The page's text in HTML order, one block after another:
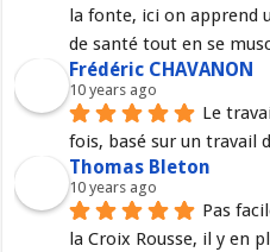
la fonte, ici on apprend
de santé tout en se
Frédéric CHAVANON
10 years ago
Le
fois, basé sur un travail
Thomas Bleton
10 years ago
Pas
la Croix Rousse, il y en